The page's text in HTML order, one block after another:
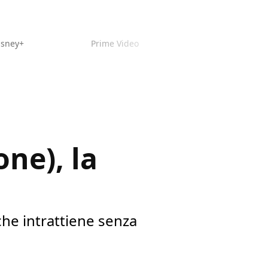
Prime Video
la
intrattiene senza